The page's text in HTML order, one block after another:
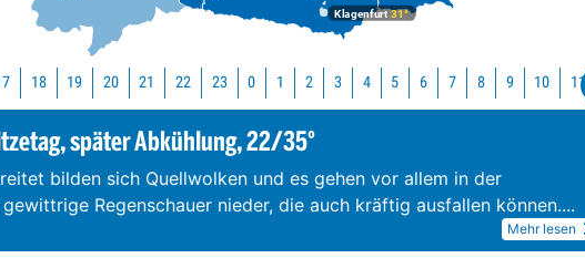
Klagenfurt31°
18 19 20 21 22 23 0 1 2 3 4 5 6 7 8 9 10 11
später Abkühlung, 22/35°
bilden sich Quellwolken und es gehen vor allem in der
Regenschauer nieder, die auch kräftig ausfallen können....
Mehr lesen